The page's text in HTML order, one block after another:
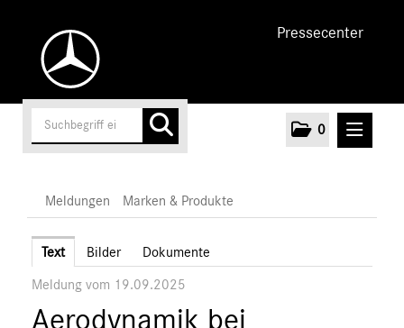
Pressecenter
0
Unternehmen
Cars
Vans
Meldungen Marken & Produkte
Text Bilder Dokumente
Meldung vom 19.09.2025
Aerodynamik bei